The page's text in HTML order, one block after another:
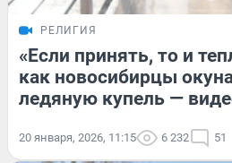
РЕЛИГИЯ
«Если принять, то и
как новосибирцы
ледяную купель —
20 января, 2026, 11:15 6 232 51